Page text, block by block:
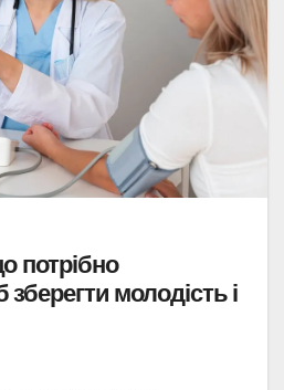
потрібно
молодість і